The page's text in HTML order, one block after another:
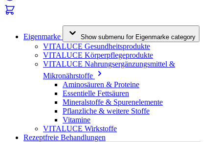
Eigenmarke Show submenu for Eigenmarke category
VITALUCE Gesundheitsprodukte
VITALUCE Körperpflegeprodukte
VITALUCE Nahrungsergänzungsmittel &
Mikronährstoffe
Aminosäuren & Proteine
Essentielle Fettsäuren
Mineralstoffe & Spurenelemente
Pflanzliche & weitere Stoffe
Vitamine
VITALUCE Wirkstoffe
Rezeptfreie Behandlungen